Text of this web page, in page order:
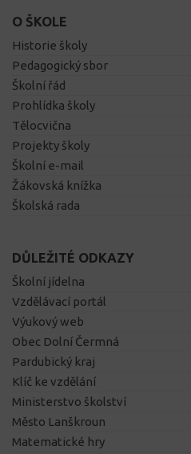
O ŠKOLE
Historie školy
Pedagogický sbor
Školní řád
Prohlídka školy
Tělocvična
Projekty školy
Školní e-mail
Žákovská knížka
Školská rada
DŮLEŽITÉ ODKAZY
Školní jídelna
Vzdělávací portál
Výukový web
Obec Dolní Čermná
Pardubický kraj
Klíč ke vzdělání
Ministerstvo školství
Město Lanškroun
Matematické hry